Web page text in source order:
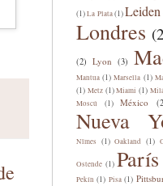
(1)La Plata (1)Leiden
Londres
(2) Lyon (3)
Mantua (1) Marsella (1)
(1) Metz (1) Miami (1)
Moscú (1) México
Nueva
Nîmes (1) Oakland (1)
Ostende (1) París
Pekín (1) Pisa (1)